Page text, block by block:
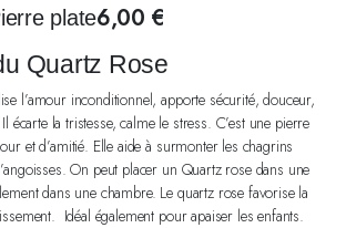
plate6,00 €
Quartz Rose
l’amour inconditionnel, apporte sécurité, douceur,
écarte la tristesse, calme le stress. C’est une pierre
et d’amitié. Elle aide à surmonter les chagrins
On peut placer un Quartz rose dans une
dans une chambre. Le quartz rose favorise la
Idéal également pour apaiser les enfants.